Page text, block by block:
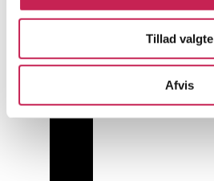
Tillad valgte
Afvis